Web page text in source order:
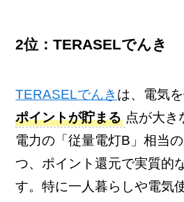
2位：TERASELでんき
TERASELでんき は、電気
ポイントが貯まる 点が大き
電力の「従量電灯B」相当
つ、ポイント還元で実質的
す。特に一人暮らしや電気